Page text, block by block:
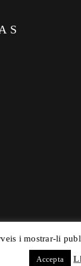
i mostrar-li
Accepta